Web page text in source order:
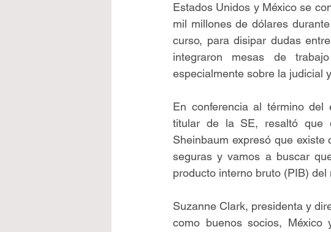
Estados Unidos y México se
mil millones de dólares
curso, para disipar dudas
integraron mesas de
especialmente sobre la judicial
En conferencia al término del
titular de la SE, resaltó que
Sheinbaum expresó que
seguras y vamos a buscar
producto interno bruto (PIB)
Suzanne Clark, presidenta y
como buenos socios, México